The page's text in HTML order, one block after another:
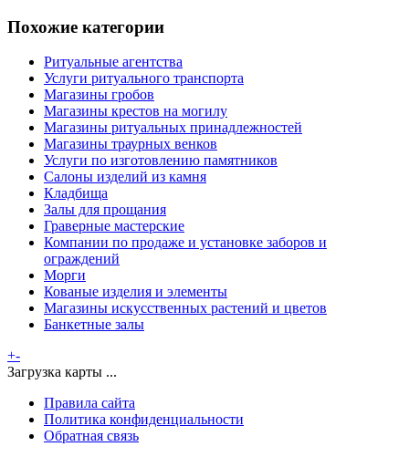
Похожие категории
Ритуальные агентства
Услуги ритуального транспорта
Магазины гробов
Магазины крестов на могилу
Магазины ритуальных принадлежностей
Магазины траурных венков
Услуги по изготовлению памятников
Салоны изделий из камня
Кладбища
Залы для прощания
Граверные мастерские
Компании по продаже и установке заборов и
ограждений
Морги
Кованые изделия и элементы
Магазины искусственных растений и цветов
Банкетные залы
+-
Загрузка карты ...
Правила сайта
Политика конфиденциальности
Обратная связь